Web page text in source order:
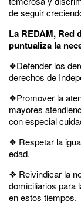
de seguir
La REDAM, Red
puntualiza la
❖Defender los
derechos de
❖Promover la
mayores
con especial
❖ Respetar la
edad.
❖ Reivindicar la
domiciliarios para
en estos tiempos.